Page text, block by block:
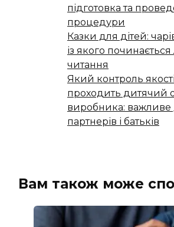
підготовка та
процедури
Казки для дітей:
із якого
читання
Який контроль якості
проходить дитячий
виробника: важливе
партнерів і батьків
Вам також може